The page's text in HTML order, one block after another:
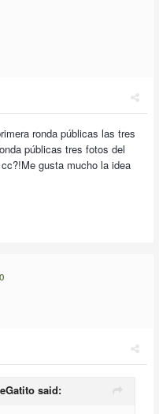
ronda públicas las tres
públicas tres fotos del
gusta mucho la idea
said: